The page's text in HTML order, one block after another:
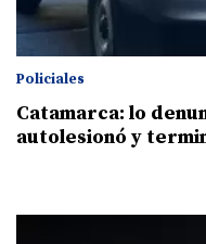
Policiales
Catamarca: lo
autolesionó y